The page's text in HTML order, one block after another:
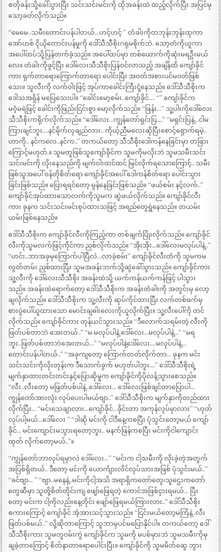
စတိုခန်းသို့ခေါ်သွားပြီး သင်းသင်းမင်းကို ထိုအခန်းထဲ ထည့်လိုက်ပြီး အပြင်မှ
သော့ခတ်လိုက်သည်။
“မေမေ..သမီးတောင်းပန်ပါတယ်…ဟင့်ဟင့် ” တံခါးကိုတဘုန်းဘုန်းထုကာ
အော်ဟစ် ငိုယိုတောင်းပန်မှုကို ဒေါ်သီသီစိုးဂရုမစိုက်ဘဲ. သော့တံကိုယူကာ
အပေါ်ထပ်သို့ပြန်တက်ခဲ့သည်။ အပေါ်ထပ်မှာ တစ်ယောက်ကိုဆုံးမရဦးမယ်
လေ။ တံခါးကိုဖွင့်ပြီး ဒေါ်လေးသီသီစိုးပြန်ဝင်လာသည့် အချိန်ထိ ကျော်ခိုင်
ကား ရှက်တာရောကြောက်တာရော ပေါင်းပြီး အဝတ်အစားပင်မဝတ်ဖြစ်
သေး။ သူလီးကို လက်ဝါးဖြင့် အုပ်ကာခေါင်းကြီးငုံ့နေသည်။ ဒေါ်သီသီစိုးက
ဒေါသအရှိန် မပြေသေးပါ။ “ခေါင်းမော့စမ်း..ကျော်ခိုင်…. “” ကျော်ခိုင်က
မဝံ့မရဲဖြင့် ခေါင်းကိုဖြည်းငြင်းစွာ မော့လိုက်သည်။ “ဖြန်း…” သူ့ပါးကိုဒေါ်လေး
သီသီစိုးကရိုက်လိုက်သည်။ “ဒေါ်လေး…ကျွန်တော်ရှင်းပြ….” “မရှင်းပြနဲ့…ငါမ
ကြားချင်ဘူး….နင်မိုက်လှချည်လား.. ကိုယ့်ညီမလေးဆိုပြီးစောင့်ရှောက်ရမဲ့..
ဟာကို.. နင်ကလေ..နင်က..” တကယ်တော့ သီသီစိုးဒေါကန်နေခြင်းမှာ တခြား
ကြောင့်မဟုတ်.။ သူမတူဖြစ်သူကျော်ခိုင်က သူမကိုမလိုးဘဲ သူမသမီးသင်း
သင်းမင်းကို လိုးနေသည်ကို မျက်ဝါးထင်ထင် မြင်လိုက်ရသောကြောင့်.. သမီး
ဖြစ်သူအပေါ် ဝန်တိုစိတ်ရော ကျော်ခိုင်အပေါ် ဒေါကန်စိတ်ရော ပေါင်းသွား
ခြင်းဖြစ်သည်။ ပြောရရင်တော့ မွန်နေခြင်းဖြစ်သည်။ “ဖယ်စမ်း နင့်လက်..”
ကျော်ခိုင်အုပ်ထားသောလက်ကိုသူမက ဆွဲဖယ်လိုက်သည်။ ကျော်ခိုင်လီး
ကား ခုနက သင်းသင်းမင်းစုပ်ထားသဖြင့် အရည်တွေရွဲနေသည်။ တယမ်း
ယမ်းဖြစ်နေသည်။
ဒေါ်သီသီစိုးက ကျော်ခိုင်လီးကိုကြည့်ကာ တစ်ချက်ပြုံးလိုက်သည်။ ကျော်ခိုင်
လီးကိုသူမလက်ဖြင့်ကိုင်ကာ ညှစ်လိုက်သည်။ “အိုးအိုး…ဒေါ်လေးမလုပ်ပါနဲ့..”
“ဟင်း..ဘာအခုမှကြောက်ပါပြီလဲ…လာခဲ့စမ်း” ကျော်ခိုင်လီးတံကို သူမကမ
လွတ်တမ်း ညှစ်ထားပြီး သူမအခန်းဘက်သို့ဆွဲခေါ်သွားသည်။ ကျော်ခိုင်ကား
သူ့လီးကို ဒေါ်လေးသီသီစိုး အခန်းထဲသို့ ယက်ကန်ယက်ကန်ဖြင့် ပါသွား
သည်။ အခန်းထဲရောက်တော့ ဒေါ်သီသီစိုးက အခန်းတံခါးကို အတွင်းမှ လော့
ချလိုက်သည်။ ဒေါ်သီသီစိုးက သူ့လီးကို ဆုပ်ကိုင်ထားပြီး လက်တစ်ဖက်မှ
စားပွဲပေါ်ယူထားသော မောင်းချဓါးလေးကိုယူလိုက်ပြီး။ သူ့လီးပေါ်ကို တင်
လိုက်သည်။ ကျော်ခိုင်ကား တုန်ယင်သွားသည်။ “ဒီလောက်သရမ်းတဲ့ လီးကို
ဖြတ်ပစ်တာဘဲ အေးတယ်..” “မ.မလုပ်ပါနဲ့ ဒေါ်လေး…မလုပ်ပါနဲ့…” “မရ
ဘူး..ဖြတ်ပစ်တာဘဲအေးတယ်…” “မလုပ်ပါနဲ့ဒေါ်လေး….မလုပ်ပါနဲ့…
တောင်းပန်ပါတယ်..” “အခုကျတော့ ကြောက်တတ်လိုက်တာ… ခုနက မင်း
သင်းသင်းကိုလိုးတုန်းက ဒီသောက်ခွက် မဟုတ်ပါဘူး….” ဒေါ်သီသီစိုးရဲ့
မျက်နှာထားတင်းတင်းနှင့်ပြောဆိုမှုက ကျော်ခိုင်ကိုပိုလန့်သွားစေသည်။
“လီး..လီးတော့ မဖြတ်ပစ်ပါနဲ့..ဒေါ်လေး… ဒေါ်လေးဖြစ်ချင်တာပြောပါ…
ကျွန်တော်အားလုံး လုပ်ပေးပါမယ်ဗျာ..” ဒေါ်သီသီစိုးက မျက်နှာကိုတည်ထား
လိုက်ပြီး… “မင်းသေချာလား…ကျော်ခိုင်…ခိုင်းတာ အကုန်လုပ်မှာလား” “ဟုတ်
လုပ်ပါ့မယ်…ဒေါ်လေး ” “ဒါဆို မင်းကို ငါဒီနေ့ကစပြီး ပုံသွင်းတော့မယ် ကျော်
ခိုင်… မင်းကျောင်းမသွားရတော့ဘူး.. မနက်ဖြန်ကစပြီး မင်းကိုငါကျောင်း
ထုတ် လိုက်တော့မယ်..”။
“ကျွန်တော်ဘာလုပ်ရမှာလဲ ဒေါ်လေး…” “မင်းက ငါ့သမီးကို လိုးခဲ့တဲ့အတွက်
အပြစ်ရှိတယ်.. ဒီတော့ မင်းကို ယောင်္ကျားလိင်လုပ်သားအဖြစ် ပုံသွင်းမယ်..”
“ခင်ဗျာ… ” “ဗျာ..မနေနဲ့..မင်းကိုငါ့အသိ အရာရှိကတော်တွေ၊သူဌေးကတော်
တွေဆီမှာ သူတို့စိတ်တိုင်းကျ ဖျော်ဖြေရတဲ့ ကောင်အဖြစ်ငှားရမယ်… ပြီး
တော့ မင်းက ငါ့ကိုလည်းနေ့တိုင်း ဖျော်ဖြေရမယ်ကြားလား..” ဒေါ်သီသီစိုး
စကားကြောင့် ကျော်ခိုင် အံ့အားသင့်သွားသည်။ “ငြင်းမယ်တော့မကြံနဲ့..လီး
ဖြတ်ပစ်မယ်..” လို့ဆိုတာကြောင့် သူဘာမှပင်မပြောနိုင်ပါ။ တကယ်တော့ ဒေါ်
သီသီစိုးကား သူမတူဝမ်းကွဲ ကျော်ခိုင်က သူမကို မပစ်မှားဘဲ သူမသမီးကိုမှ
ချခဲ့တာကြောင့် စိတ်နာတာရောပေါင်းပြီး။ ကျော်ခိုင်ကို သူမမိတ်ဆွေ ဘွား